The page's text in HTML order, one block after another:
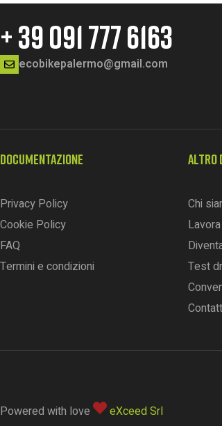
+ 39 091 777 6163
ecobikepalermo@gmail.com
DOCUMENTAZIONE
Privacy Policy
Cookie Policy
FAQ
Termini e condizioni
ALTRO
Chi
Test
Powered with love eXceed Srl